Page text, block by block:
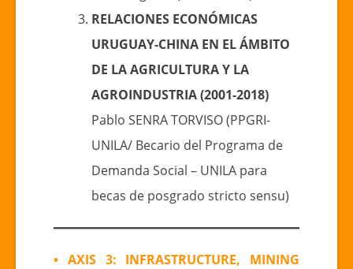
RELACIONES ECONÓMICAS
URUGUAY-CHINA EN EL ÁMBITO
DE LA AGRICULTURA Y LA
AGROINDUSTRIA (2001-2018)
Pablo SENRA TORVISO (PPGRI-
UNILA/ Becario del Programa de
Demanda Social – UNILA para
becas de posgrado stricto sensu)
• AXIS 3: INFRASTRUCTURE, MINING